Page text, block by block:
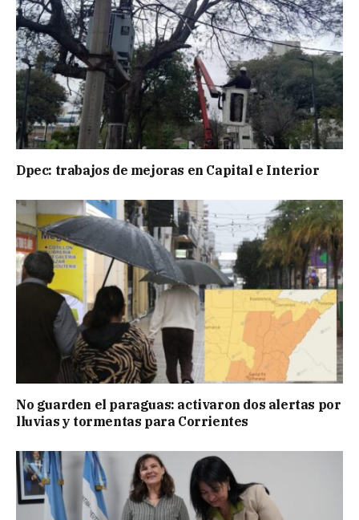
Dpec: trabajos de mejoras en Capital e Interior
No guarden el paraguas: activaron dos alertas por
lluvias y tormentas para Corrientes